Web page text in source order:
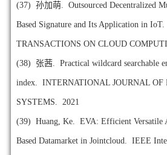
(37) 孙加萌. Outsourced Decentralized
Based Signature and Its Application in
TRANSACTIONS ON CLOUD
(38) 张茜. Practical wildcard searchable
index. INTERNATIONAL JOURNAL
SYSTEMS. 2021
(39) Huang, Ke. EVA: Efficient Versatile
Based Datamarket in Jointcloud. IEEE